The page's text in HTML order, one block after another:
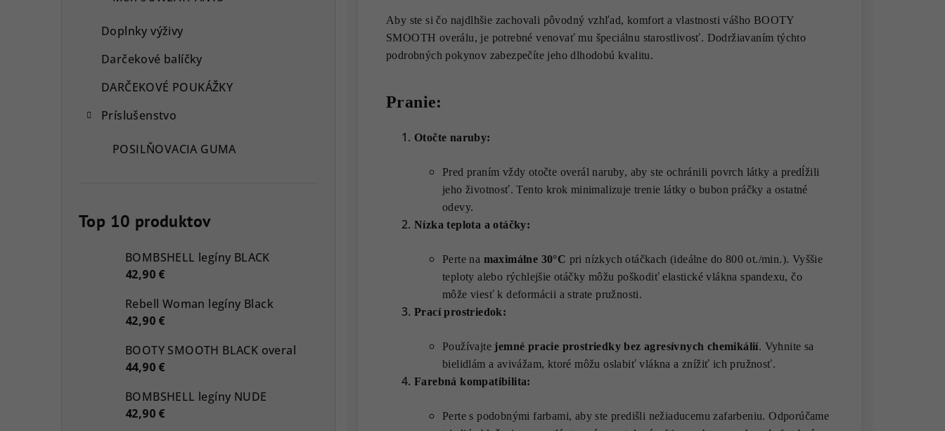
Doplnky výživy
Darčekové balíčky
DARČEKOVÉ POUKÁŽKY
Príslušenstvo
POSILŇOVACIA GUMA
Top 10 produktov
BOMBSHELL legíny BLACK
42,90 €
Rebell Woman legíny Black
42,90 €
BOOTY SMOOTH BLACK overal
44,90 €
BOMBSHELL legíny NUDE
42,90 €
Aby ste si čo najdlhšie zachovali pôvodný vzhľad, komfort a vlastnosti vášho BOOTY
SMOOTH overálu, je potrebné venovať mu špeciálnu starostlivosť. Dodržiavaním týchto
podrobných pokynov zabezpečíte jeho dlhodobú kvalitu.
Pranie:
Otočte naruby:
Pred praním vždy otočte overál naruby, aby ste ochránili povrch látky a predĺžili
jeho životnosť. Tento krok minimalizuje trenie látky o bubon práčky a ostatné
odevy.
Nízka teplota a otáčky:
Perte na maximálne 30°C pri nízkych otáčkach (ideálne do 800 ot./min.). Vyššie
teploty alebo rýchlejšie otáčky môžu poškodiť elastické vlákna spandexu, čo
môže viesť k deformácii a strate pružnosti.
Prací prostriedok:
Používajte jemné pracie prostriedky bez agresívnych chemikálií. Vyhnite sa
bielidlám a avivážam, ktoré môžu oslabiť vlákna a znížiť ich pružnosť.
Farebná kompatibilita:
Perte s podobnými farbami, aby ste predišli nežiaducemu zafarbeniu. Odporúčame